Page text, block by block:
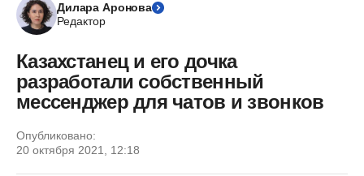
Дилара Аронова
Редактор
Казахстанец и его дочка
разработали собственный
мессенджер для чатов и звонков
Опубликовано:
20 октября 2021, 12:18